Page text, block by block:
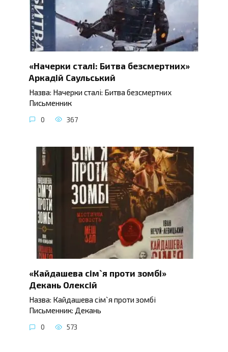
«Начерки сталі: Битва безсмертних»
Аркадій Саульський
Назва: Начерки сталі: Битва безсмертних
Письменник
0 367
«Кайдашева сім`я проти зомбі»
Декань Олексій
Назва: Кайдашева сім`я проти зомбі
Письменник: Декань
0 573